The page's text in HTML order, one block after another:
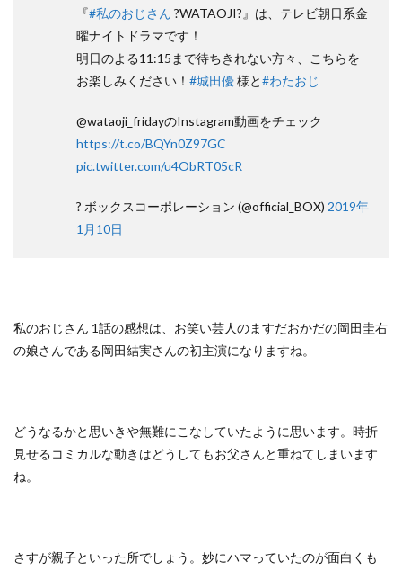
『#私のおじさん ?WATAOJI?』は、テレビ朝日系金
曜ナイトドラマです！
明日のよる11:15まで待ちきれない方々、こちらを
お楽しみください！ #城田優様と#わたおじ
@wataoji_fridayのInstagram動画をチェック
https://t.co/BQYn0Z97GC
pic.twitter.com/u4ObRT05cR
? ボックスコーポレーション (@official_BOX) 2019年
1月10日
私のおじさん 1話の感想は、お笑い芸人のますだおかだの岡田圭右
の娘さんである岡田結実さんの初主演になりますね。
どうなるかと思いきや無難にこなしていたように思います。時折
見せるコミカルな動きはどうしてもお父さんと重ねてしまいます
ね。
さすが親子といった所でしょう。妙にハマっていたのが面白くも